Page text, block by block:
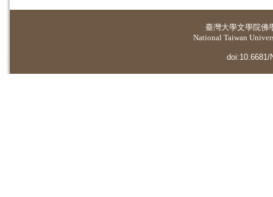
臺灣大學文學院佛
National Taiwan
doi:10.6681/